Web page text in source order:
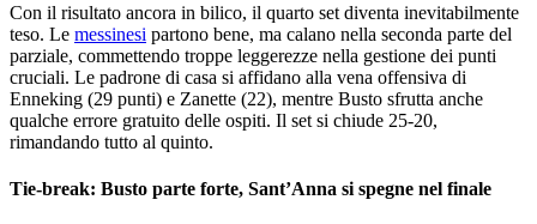
Con il risultato ancora in bilico, il quarto set diventa inevitabilmente
teso. Le messinesi partono bene, ma calano nella seconda parte del
parziale, commettendo troppe leggerezze nella gestione dei punti
cruciali. Le padrone di casa si affidano alla vena offensiva di
Enneking (29 punti) e Zanette (22), mentre Busto sfrutta anche
qualche errore gratuito delle ospiti. Il set si chiude 25-20,
rimandando tutto al quinto.
Tie-break: Busto parte forte, Sant’Anna si spegne nel finale